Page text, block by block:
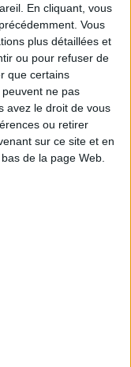
En cliquant, vous
Vous
plus détaillées et
ou pour refuser de
que certains
ne pas
avez le droit de vous
ou retirer
sur ce site et en
de la page Web.
TARTINER